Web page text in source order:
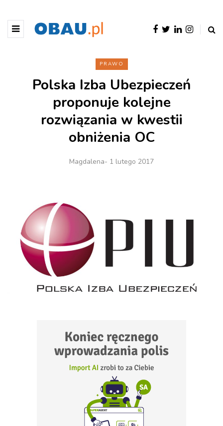
PRAWO
Polska Izba Ubezpieczeń
proponuje kolejne
rozwiązania w kwestii
obniżenia OC
Magdalena- 1 lutego 2017